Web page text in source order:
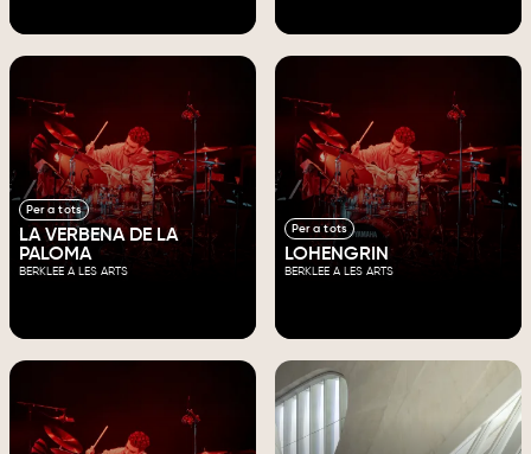
Per a tots
LA VERBENA DE LA
PALOMA
BERKLEE A LES ARTS
Per a tots
LOHENGRIN
BERKLEE A LES ARTS